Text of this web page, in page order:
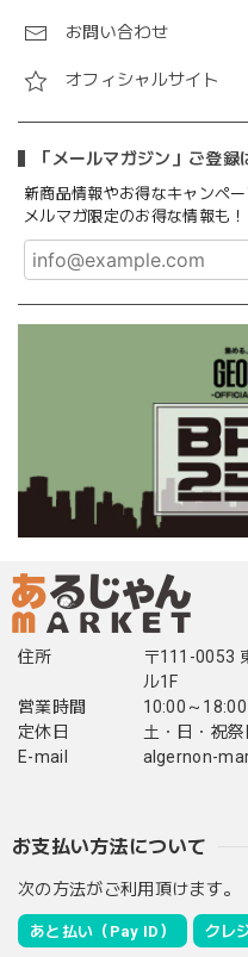
お問い合わせ
オフィシャルサイト
「メールマガジン」ご登録
新商品情報やお得なキャンペー
メルマガ限定のお得な情報も！
住所
〒111-0053
ル1F
営業時間
10:00～18:00
定休日
土・日・祝
E-mail
algernon-
お支払い方法について
次の方法がご利用頂けます。
あと払い（Pay ID） クレ